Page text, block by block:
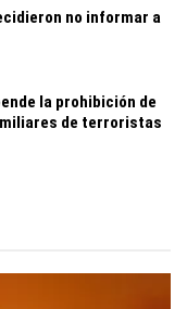
no informar a
la prohibición de
de terroristas